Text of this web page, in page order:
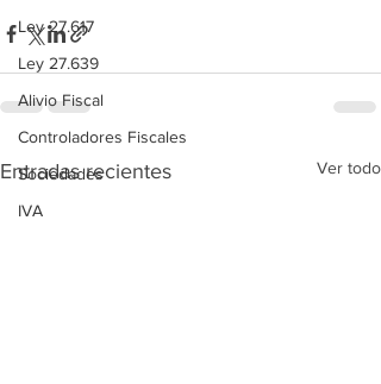
Ley 27.617
Ley 27.639
Alivio Fiscal
Controladores Fiscales
Sociedades
IVA
Entradas recientes Ver todo